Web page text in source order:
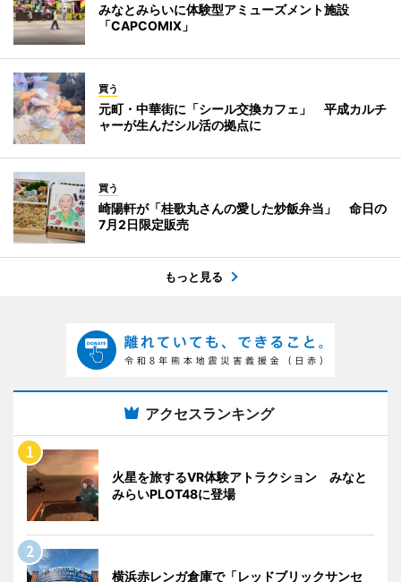
みなとみらいに体験型アミューズメント施設
「CAPCOMIX」
買う
元町・中華街に「シール交換カフェ」 平成カルチ
ャーが生んだシル活の拠点に
買う
崎陽軒が「桂歌丸さんの愛した炒飯弁当」 命日の
7月2日限定販売
もっと見る
アクセスランキング
火星を旅するVR体験アトラクション みなと
みらいPLOT48に登場
横浜赤レンガ倉庫で「レッドブリックサンセ